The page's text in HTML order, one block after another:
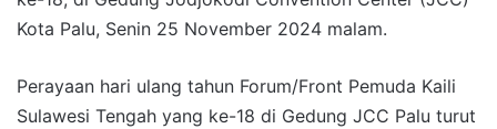
Kota Palu, Senin 25 November 2024 malam.
Perayaan hari ulang tahun Forum/Front Pemuda Kaili
Sulawesi Tengah yang ke-18 di Gedung JCC Palu turut